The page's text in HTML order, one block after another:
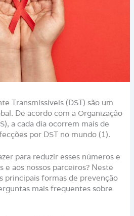
Transmissíveis (DST) são um
De acordo com a Organização
a cada dia ocorrem mais de
por DST no mundo (1).
para reduzir esses números e
e aos nossos parceiros? Neste
principais formas de prevenção
mais frequentes sobre